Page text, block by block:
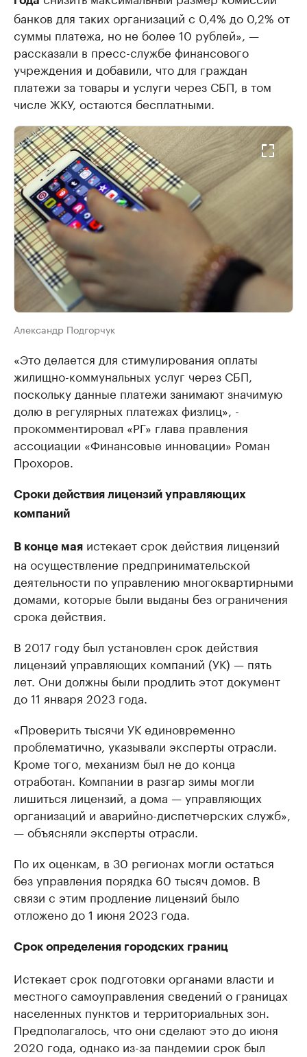
банков для таких организаций с 0,4% до 0,2% от
суммы платежа, но не более 10 рублей», —
рассказали в пресс-службе финансового
учреждения и добавили, что для граждан
платежи за товары и услуги через СБП, в том
числе ЖКУ, остаются бесплатными.
Александр Подгорчук
«Это делается для стимулирования оплаты
жилищно-коммунальных услуг через СБП,
поскольку данные платежи занимают значимую
долю в регулярных платежах физлиц», -
прокомментировал «РГ» глава правления
ассоциации «Финансовые инновации» Роман
Прохоров.
Сроки действия лицензий управляющих
компаний
В конце мая истекает срок действия лицензий
на осуществление предпринимательской
деятельности по управлению многоквартирными
домами, которые были выданы без ограничения
срока действия.
В 2017 году был установлен срок действия
лицензий управляющих компаний (УК) — пять
лет. Они должны были продлить этот документ
до 11 января 2023 года.
«Проверить тысячи УК единовременно
проблематично, указывали эксперты отрасли.
Кроме того, механизм был не до конца
отработан. Компании в разгар зимы могли
лишиться лицензий, а дома — управляющих
организаций и аварийно-диспетчерских служб»,
— объясняли эксперты отрасли.
По их оценкам, в 30 регионах могли остаться
без управления порядка 60 тысяч домов. В
связи с этим продление лицензий было
отложено до 1 июня 2023 года.
Срок определения городских границ
Истекает срок подготовки органами власти и
местного самоуправления сведений о границах
населенных пунктов и территориальных зон.
Предполагалось, что они сделают это до июня
2020 года, однако из-за пандемии срок был